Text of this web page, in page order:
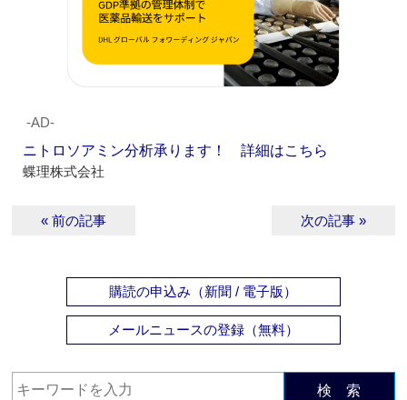
‐AD‐
ニトロソアミン分析承ります！ 詳細はこちら
蝶理株式会社
« 前の記事 次の記事 »
購読の申込み（新聞 / 電子版）
メールニュースの登録（無料）
検 索